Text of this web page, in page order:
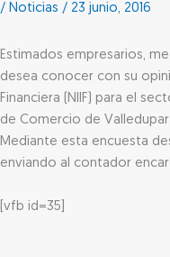
/ Noticias / 23 junio, 2016
Estimados empresarios,
desea conocer con su
Financiera (NIIF) para el
de Comercio de
Mediante esta encuesta
enviando al contador
[vfb id=35]